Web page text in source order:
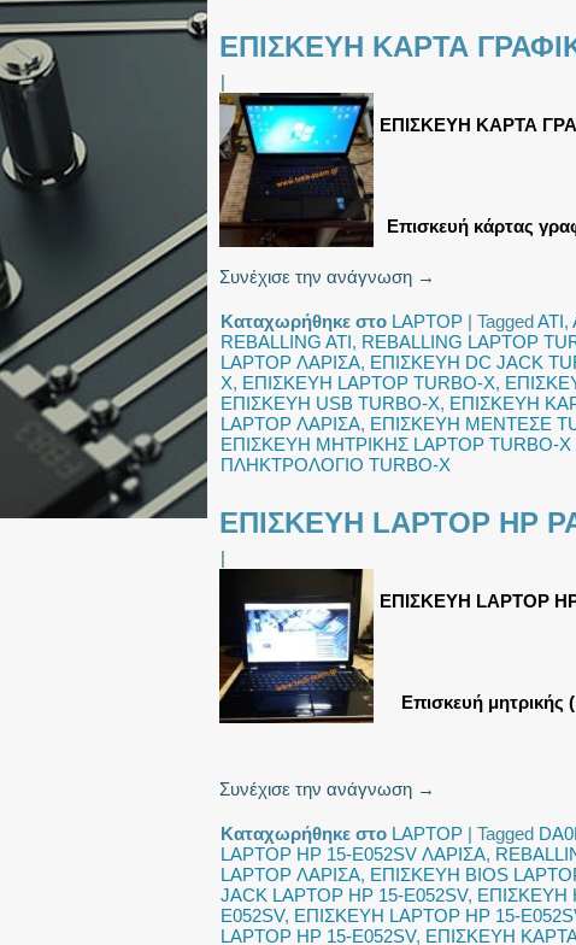
ΕΠΙΣΚΕΥΗ ΚΑΡΤΑ
|
ΕΠΙΣΚΕΥΗ ΚΑΡΤΑ
Επισκευή κάρτας
Συνέχισε την ανάγνωση →
Καταχωρήθηκε στο LAPTOP | TaggedATI,
REBALLING ATI, REBALLING LAPTOP
LAPTOP ΛΑΡΙΣΑ, ΕΠΙΣΚΕΥΗ DC JACK
X, ΕΠΙΣΚΕΥΗ LAPTOP TURBO-X,
ΕΠΙΣΚΕΥΗ USB TURBO-X, ΕΠΙΣΚΕΥΗ
LAPTOP ΛΑΡΙΣΑ, ΕΠΙΣΚΕΥΗ ΜΕΝΤΕΣΕ
ΕΠΙΣΚΕΥΗ ΜΗΤΡΙΚΗΣ LAPTOP TURBO-X
ΠΛΗΚΤΡΟΛΟΓΙΟ TURBO-X
ΕΠΙΣΚΕΥΗ LAPTOP HP
|
ΕΠΙΣΚΕΥΗ LAPTOP
Επισκευή
Συνέχισε την ανάγνωση →
Καταχωρήθηκε στο LAPTOP | Tagged
LAPTOP HP 15-E052SV ΛΑΡΙΣΑ,
LAPTOP ΛΑΡΙΣΑ, ΕΠΙΣΚΕΥΗ BIOS
JACK LAPTOP HP 15-E052SV, ΕΠΙΣΚΕΥΗ
E052SV, ΕΠΙΣΚΕΥΗ LAPTOP HP 15-
LAPTOP HP 15-E052SV, ΕΠΙΣΚΕΥΗ